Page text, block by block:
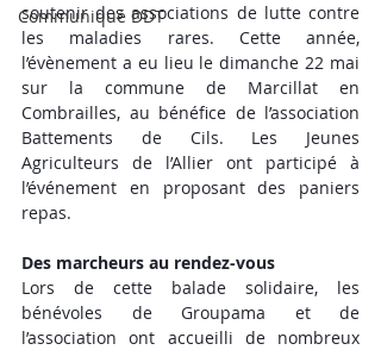
Communiqué DDT
soutenir des associations de lutte contre
les maladies rares. Cette année,
l’évènement a eu lieu le dimanche 22 mai
sur la commune de Marcillat en
Combrailles, au bénéfice de l’association
Battements de Cils. Les Jeunes
Agriculteurs de l’Allier ont participé à
l’événement en proposant des paniers
repas.
Des marcheurs au rendez-vous
Lors de cette balade solidaire, les
bénévoles de Groupama et de
l’association ont accueilli de nombreux